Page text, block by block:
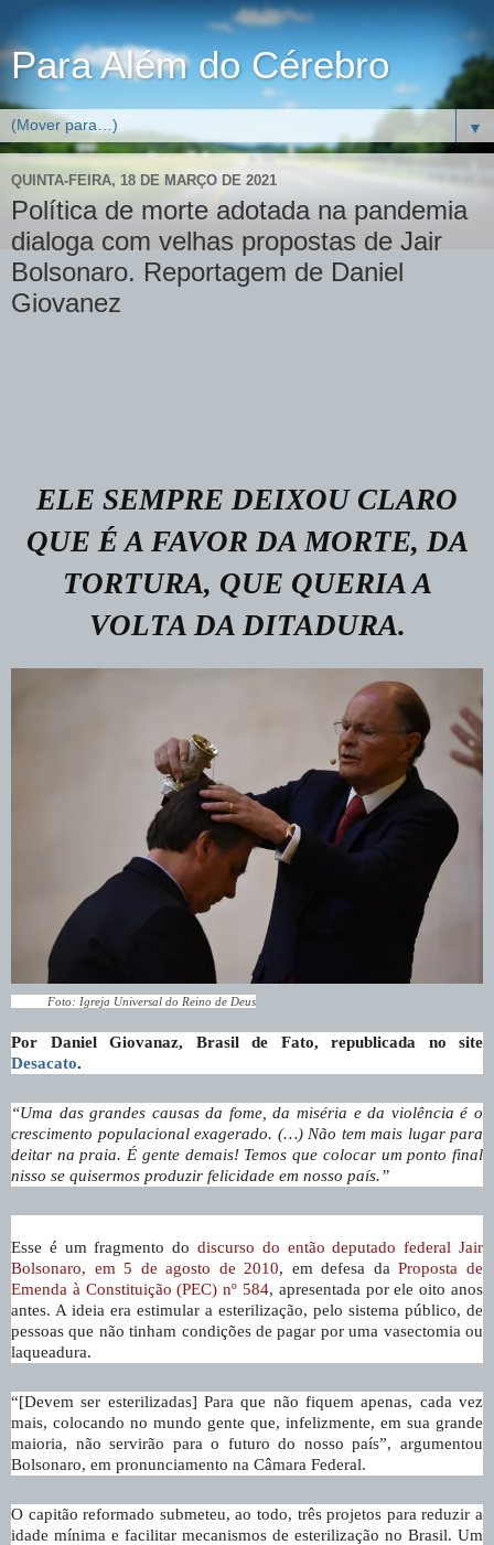
Para Além do Cérebro
▼
QUINTA-FEIRA, 18 DE MARÇO DE 2021
Política de morte adotada na pandemia
dialoga com velhas propostas de Jair
Bolsonaro. Reportagem de Daniel
Giovanez
ELE SEMPRE DEIXOU CLARO
QUE É A FAVOR DA MORTE, DA
TORTURA, QUE QUERIA A
VOLTA DA DITADURA.
Foto: Igreja Universal do Reino de Deus
Por Daniel Giovanaz, Brasil de Fato, republicada no site
Desacato.
“Uma das grandes causas da fome, da miséria e da violência é o
crescimento populacional exagerado. (…) Não tem mais lugar para
deitar na praia. É gente demais! Temos que colocar um ponto final
nisso se quisermos produzir felicidade em nosso país.”
Esse é um fragmento do discurso do então deputado federal Jair
Bolsonaro, em 5 de agosto de 2010, em defesa daProposta de
Emenda à Constituição (PEC) nº 584, apresentada por ele oito anos
antes. A ideia era estimular a esterilização, pelo sistema público, de
pessoas que não tinham condições de pagar por uma vasectomia ou
laqueadura.
“[Devem ser esterilizadas] Para que não fiquem apenas, cada vez
mais, colocando no mundo gente que, infelizmente, em sua grande
maioria, não servirão para o futuro do nosso país”, argumentou
Bolsonaro, em pronunciamento na Câmara Federal.
O capitão reformado submeteu, ao todo, três projetos para reduzir a
idade mínima e facilitar mecanismos de esterilização no Brasil. Um